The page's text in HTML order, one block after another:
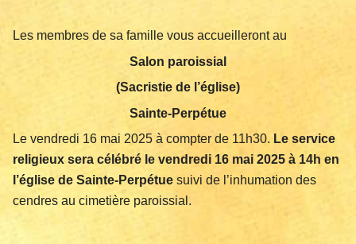
Les membres de sa famille vous accueilleront au
Salon paroissial
(Sacristie de l’église)
Sainte-Perpétue
Le vendredi 16 mai 2025 à compter de 11h30. Le service
religieux sera célébré le vendredi 16 mai 2025 à 14h en
l’église de Sainte-Perpétue suivi de l’inhumation des
cendres au cimetière paroissial.